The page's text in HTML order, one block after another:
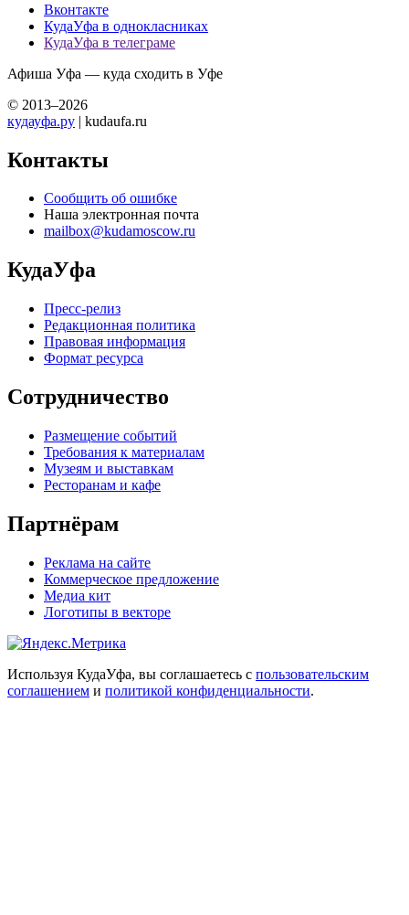
Вконтакте
КудаУфа в однокласниках
КудаУфа в телеграме
Афиша Уфа — куда сходить в Уфе
© 2013–2026
кудауфа.ру | kudaufa.ru
Контакты
Сообщить об ошибке
Наша электронная почта
mailbox@kudamoscow.ru
КудаУфа
Пресс-релиз
Редакционная политика
Правовая информация
Формат ресурса
Сотрудничество
Размещение событий
Требования к материалам
Музеям и выставкам
Ресторанам и кафе
Партнёрам
Реклама на сайте
Коммерческое предложение
Медиа кит
Логотипы в векторе
Используя КудаУфа, вы соглашаетесь с пользовательским
соглашением и политикой конфиденциальности.